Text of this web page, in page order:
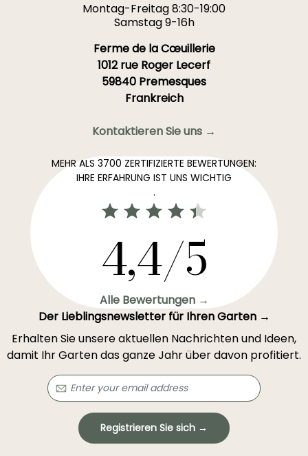
Montag-Freitag 8:30-19:00
Samstag 9-16h
Ferme de la Cœuillerie
1012 rue Roger Lecerf
59840 Premesques
Frankreich
Kontaktieren Sie uns →
MEHR ALS 3700 ZERTIFIZIERTE BEWERTUNGEN:
IHRE ERFAHRUNG IST UNS WICHTIG
.
4,4/5
Alle Bewertungen →
Der Lieblingsnewsletter für Ihren Garten →
Erhalten Sie unsere aktuellen Nachrichten und Ideen,
damit Ihr Garten das ganze Jahr über davon profitiert.
Registrieren Sie sich →